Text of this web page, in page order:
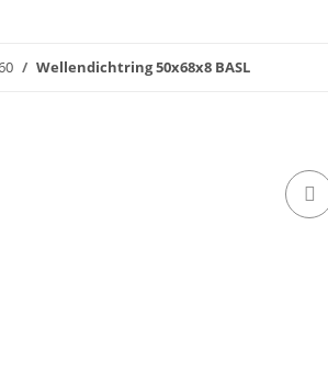
Wellendichtring 50x68x8 BASL